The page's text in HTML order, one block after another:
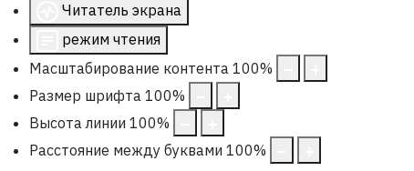
Читатель экрана
режим чтения
Масштабирование контента 100%
Размер шрифта 100%
Высота линии 100%
Расстояние между буквами 100%